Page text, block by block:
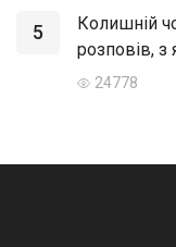
5
Колишній
розповів, з
24778